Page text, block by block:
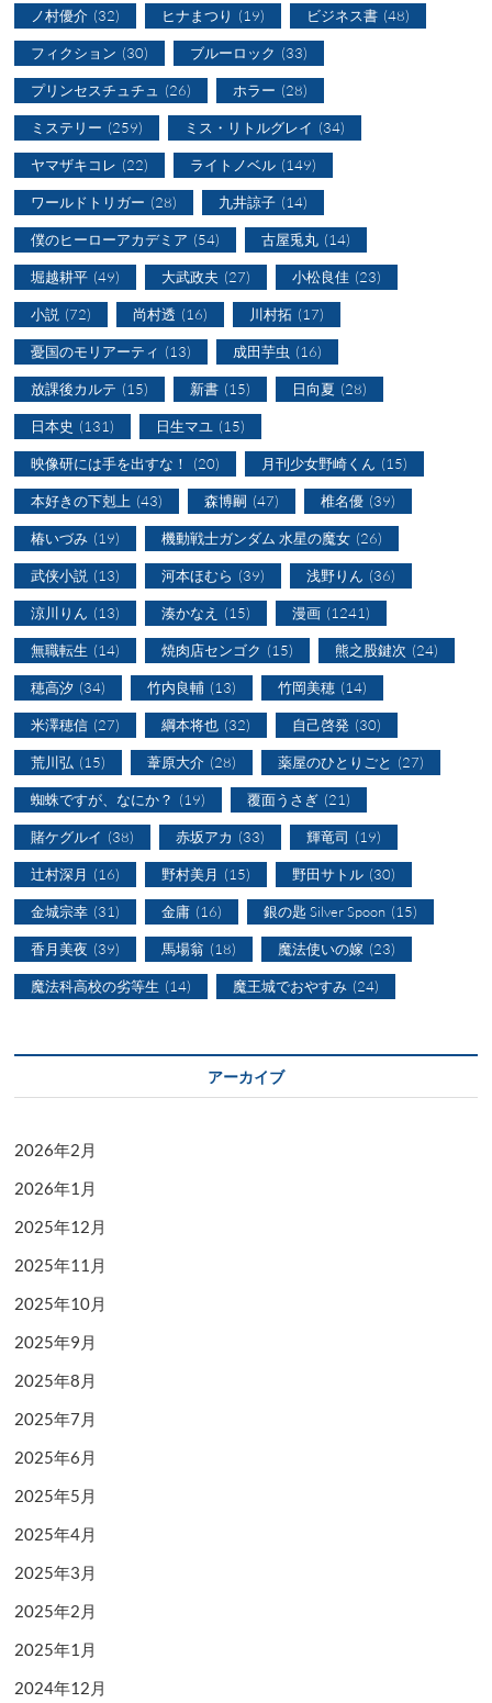
ノ村優介 (32) ヒナまつり (19) ビジネス書 (48)
フィクション (30) ブルーロック (33)
プリンセスチュチュ (26) ホラー (28)
ミステリー (259) ミス・リトルグレイ (34)
ヤマザキコレ (22) ライトノベル (149)
ワールドトリガー (28) 九井諒子 (14)
僕のヒーローアカデミア (54) 古屋兎丸 (14)
堀越耕平 (49) 大武政夫 (27) 小松良佳 (23)
小説 (72) 尚村透 (16) 川村拓 (17)
憂国のモリアーティ (13) 成田芋虫 (16)
放課後カルテ (15) 新書 (15) 日向夏 (28)
日本史 (131) 日生マユ (15)
映像研には手を出すな！ (20) 月刊少女野崎くん (15)
本好きの下剋上 (43) 森博嗣 (47) 椎名優 (39)
椿いづみ (19) 機動戦士ガンダム 水星の魔女 (26)
武侠小説 (13) 河本ほむら (39) 浅野りん (36)
涼川りん (13) 湊かなえ (15) 漫画 (1241)
無職転生 (14) 焼肉店センゴク (15) 熊之股鍵次 (24)
穂高汐 (34) 竹内良輔 (13) 竹岡美穂 (14)
米澤穂信 (27) 綱本将也 (32) 自己啓発 (30)
荒川弘 (15) 葦原大介 (28) 薬屋のひとりごと (27)
蜘蛛ですが、なにか？ (19) 覆面うさぎ (21)
賭ケグルイ (38) 赤坂アカ (33) 輝竜司 (19)
辻村深月 (16) 野村美月 (15) 野田サトル (30)
金城宗幸 (31) 金庸 (16) 銀の匙 Silver Spoon (15)
香月美夜 (39) 馬場翁 (18) 魔法使いの嫁 (23)
魔法科高校の劣等生 (14) 魔王城でおやすみ (24)
アーカイブ
2026年2月
2026年1月
2025年12月
2025年11月
2025年10月
2025年9月
2025年8月
2025年7月
2025年6月
2025年5月
2025年4月
2025年3月
2025年2月
2025年1月
2024年12月